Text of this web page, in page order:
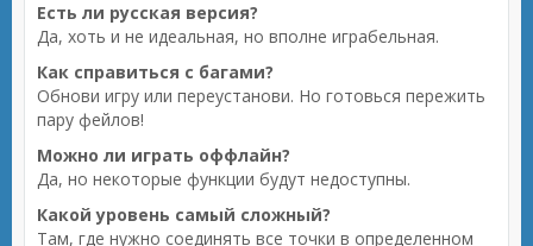
Есть ли русская версия?
Да, хоть и не идеальная, но вполне играбельная.
Как справиться с багами?
Обнови игру или переустанови. Но готовься пережить
пару фейлов!
Можно ли играть оффлайн?
Да, но некоторые функции будут недоступны.
Какой уровень самый сложный?
Там, где нужно соединять все точки в определенном